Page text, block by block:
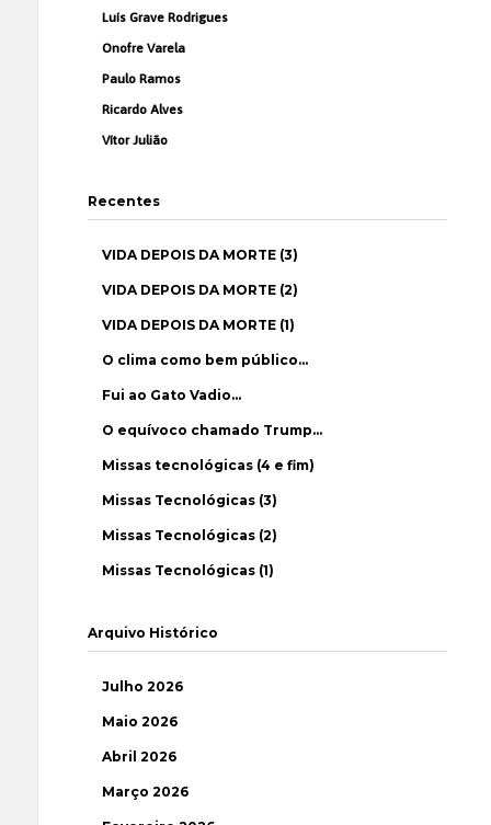
Luís Grave Rodrigues
Onofre Varela
Paulo Ramos
Ricardo Alves
Vítor Julião
Recentes
VIDA DEPOIS DA MORTE (3)
VIDA DEPOIS DA MORTE (2)
VIDA DEPOIS DA MORTE (1)
O clima como bem público…
Fui ao Gato Vadio…
O equívoco chamado Trump…
Missas tecnológicas (4 e fim)
Missas Tecnológicas (3)
Missas Tecnológicas (2)
Missas Tecnológicas (1)
Arquivo Histórico
Julho 2026
Maio 2026
Abril 2026
Março 2026